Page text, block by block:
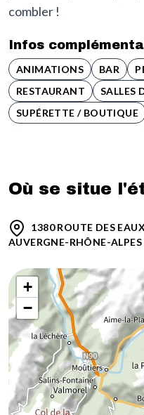
combler !
Infos
ANIMATIONS BAR
RESTAURANT
SALLES
SUPÉRETTE / BOUTIQUE
Où se situe
1380 ROUTE DES
AUVERGNE-RHÔNE-ALPES
+
−